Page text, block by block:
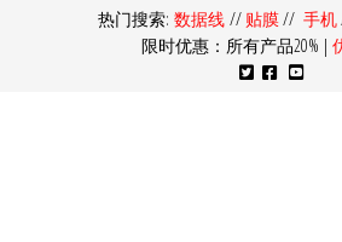
热门搜索: 数据线 // 贴膜// 手机
限时优惠：所有产品20% |